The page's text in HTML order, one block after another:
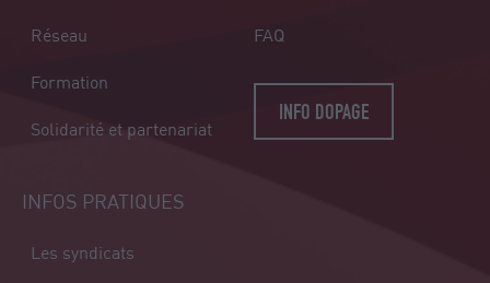
Réseau
Formation
Solidarité et partenariat
FAQ
INFO DOPAGE
INFOS PRATIQUES
Les syndicats